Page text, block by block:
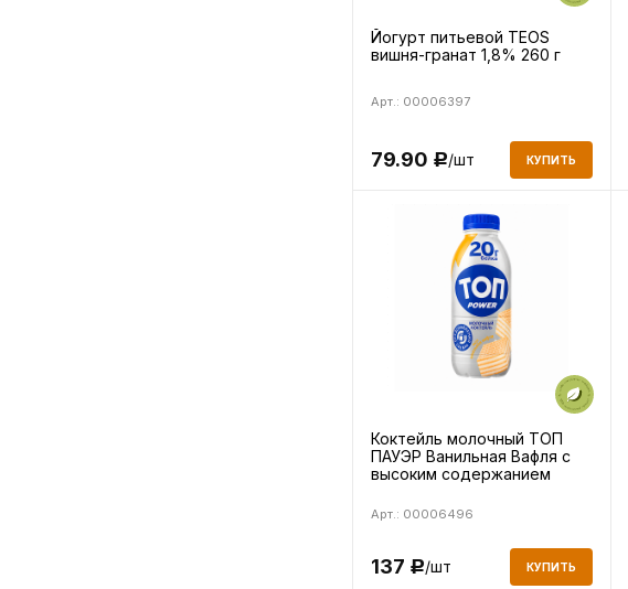
Йогурт питьевой TEOS
вишня-гранат 1,8% 260 г
Арт.: 00006397
79.90 Р/шт КУПИТЬ
Коктейль молочный ТОП
ПАУЭР Ванильная Вафля с
высоким содержанием
Арт.: 00006496
137 Р/шт КУПИТЬ